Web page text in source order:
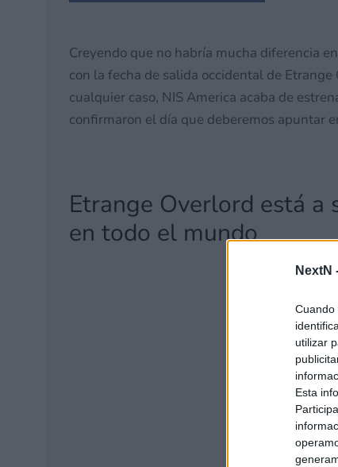
NextN
Cuando
utilizar
Esta
Creyendo que no habría mucha diferencia
con la fecha de salida occidental de
cualquier caso, NIS America acaba de
confirmaron el día que deberemos apuntar
Etrange Overlord está a
en todo el mundo